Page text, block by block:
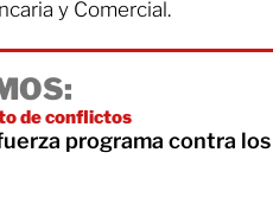
y Comercial.
de conflictos
programa contra los